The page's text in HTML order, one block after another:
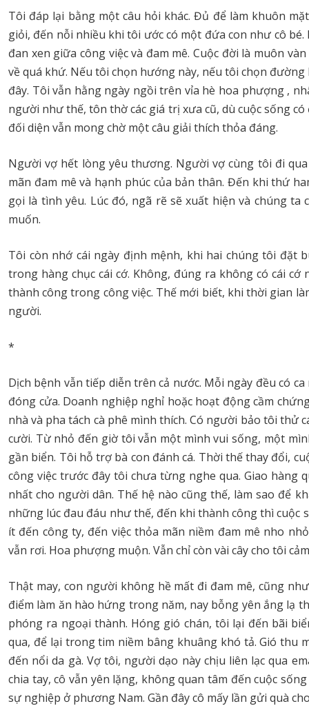
Tôi đáp lại bằng một câu hỏi khác. Đủ để làm khuôn
giỏi, đến nỗi nhiều khi tôi ước có một đứa con như cô
đan xen giữa công việc và đam mê. Cuộc đời là muôn
về quá khứ. Nếu tôi chọn hướng này, nếu tôi chọn
đây. Tôi vẫn hằng ngày ngồi trên vỉa hè hoa phượng ,
người như thế, tôn thờ các giá trị xưa cũ, dù cuộc sống
đối diện vẫn mong chờ một câu giải thích thỏa đáng.
Người vợ hết lòng yêu thương. Người vợ cùng tôi đi
mãn đam mê và hạnh phúc của bản thân. Đến khi thứ
gọi là tình yêu. Lúc đó, ngã rẽ sẽ xuất hiện và chúng
muốn.
Tôi còn nhớ cái ngày định mệnh, khi hai chúng tôi đặt
trong hàng chục cái cớ. Không, đúng ra không có cái
thành công trong công việc. Thế mới biết, khi thời gian
người.
*
Dịch bệnh vẫn tiếp diễn trên cả nước. Mỗi ngày đều có
đóng cửa. Doanh nghiệp nghỉ hoặc hoạt động cầm
nhà và pha tách cà phê mình thích. Có người bảo tôi thử
cười. Từ nhỏ đến giờ tôi vẫn một mình vui sống, một
gần biển. Tôi hỗ trợ bà con đánh cá. Thời thế thay đổi,
công việc trước đây tôi chưa từng nghe qua. Giao hàng
nhất cho người dân. Thế hệ nào cũng thế, làm sao để
những lúc đau đáu như thế, đến khi thành công thì
ít đến công ty, đến việc thỏa mãn niềm đam mê nho
vẫn rơi. Hoa phượng muộn. Vẫn chỉ còn vài cây cho tôi
Thật may, con người không hề mất đi đam mê, cũng
điểm làm ăn hào hứng trong năm, nay bỗng yên ắng lạ
phóng ra ngoại thành. Hóng gió chán, tôi lại đến bãi
qua, để lại trong tim niềm bâng khuâng khó tả. Gió thu
đến nổi da gà. Vợ tôi, người dạo này chịu liên lạc qua
chia tay, cô vẫn yên lặng, không quan tâm đến cuộc
sự nghiệp ở phương Nam. Gần đây cô mấy lần gửi quà